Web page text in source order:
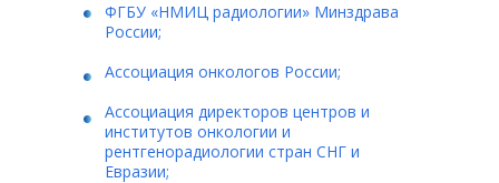
ФГБУ «НМИЦ радиологии» Минздрава
России;
Ассоциация онкологов России;
Ассоциация директоров центров и
институтов онкологии и
рентгенорадиологии стран СНГ и
Евразии;